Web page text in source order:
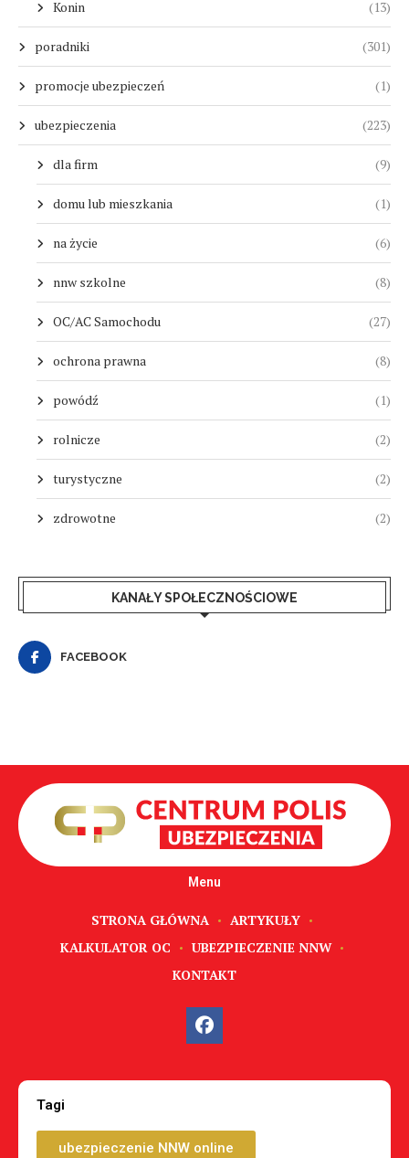
Konin (13)
poradniki (301)
promocje ubezpieczeń (1)
ubezpieczenia (223)
dla firm (9)
domu lub mieszkania (1)
na życie (6)
nnw szkolne (8)
OC/AC Samochodu (27)
ochrona prawna (8)
powódź (1)
rolnicze (2)
turystyczne (2)
zdrowotne (2)
KANAŁY SPOŁECZNOŚCIOWE
FACEBOOK
Menu
STRONA GŁÓWNA
ARTYKUŁY
KALKULATOR OC
UBEZPIECZENIE NNW
KONTAKT
Tagi
ubezpieczenie NNW online